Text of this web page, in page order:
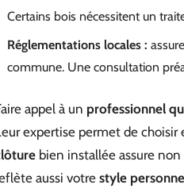
Certains bois nécessitent un
Réglementations locales :
commune. Une consultation
appel à un professionnel
expertise permet de choisir
bien installée assure
aussi votre style